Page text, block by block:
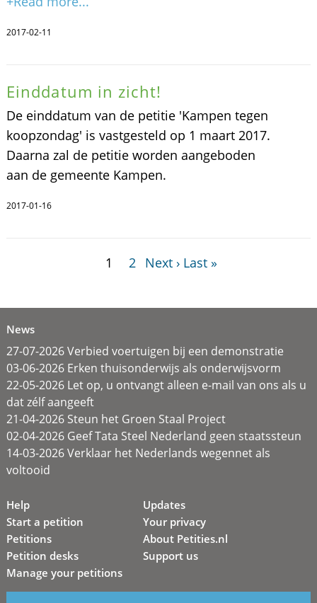
2017-02-11
Einddatum in zicht!
De einddatum van de petitie 'Kampen tegen
koopzondag' is vastgesteld op 1 maart 2017.
Daarna zal de petitie worden aangeboden
aan de gemeente Kampen.
2017-01-16
1 2 Next › Last »
News
27-07-2026 Verbied voertuigen bij een demonstratie
03-06-2026 Erken thuisonderwijs als onderwijsvorm
22-05-2026 Let op, u ontvangt alleen e-mail van ons als u
dat zélf aangeeft
21-04-2026 Steun het Groen Staal Project
02-04-2026 Geef Tata Steel Nederland geen staatssteun
14-03-2026 Verklaar het Nederlands wegennet als
voltooid
Help
Start a petition
Petitions
Petition desks
Manage your petitions
Updates
Your privacy
About Petities.nl
Support us